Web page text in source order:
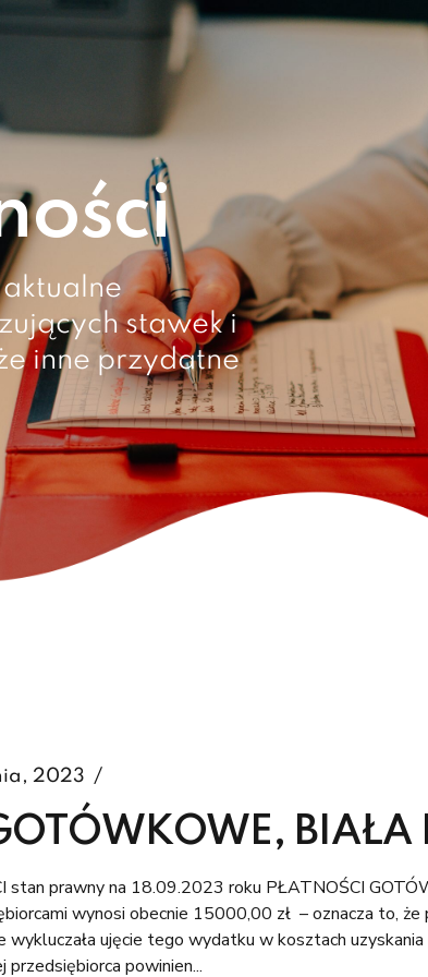
stawek i
inne przydatne
2023
BIAŁA
prawny na 18.09.2023 roku PŁATNOŚCI
wynosi obecnie 15000,00 zł – oznacza to,
ujęcie tego wydatku w kosztach
powinien...